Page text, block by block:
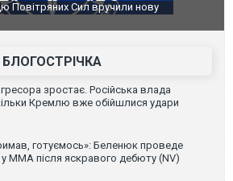
Повітряних Сил вручили нову
Сили
атаку.
БЛОГОСТРІЧКА
зростає. Російська влада
Кремлю вже обійшлися удари
готуємось»: Беленюк проведе
ММА після яскравого дебюту (NV)